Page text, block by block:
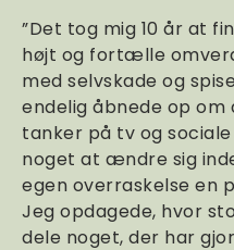
”Det tog mig 10 år at
højt og fortælle
med selvskade og
endelig åbnede op
tanker på tv og
noget at ændre sig
egen overraskelse en
Jeg opdagede, hvor
dele noget, der har